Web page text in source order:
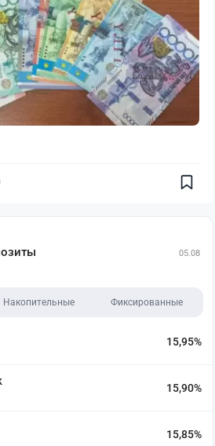
05.08
Накопительные Фиксированные
15,95%
15,90%
15,85%